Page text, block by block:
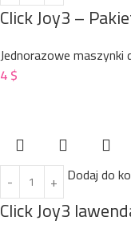
Click Joy3 –
Jednorazowe maszynki
4$
Dodaj do
Click Joy3